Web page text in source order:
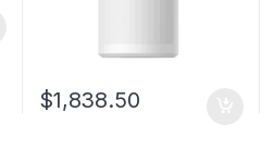
$1,838.50